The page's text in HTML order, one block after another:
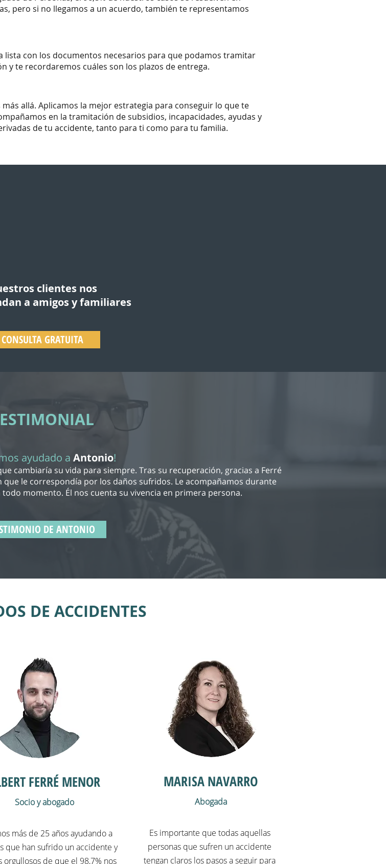
pero si no llegamos a un acuerdo, también te representamos
lista con los documentos necesarios para que podamos tramitar
y te recordaremos cuáles son los plazos de entrega.
allá. Aplicamos la mejor estrategia para conseguir lo que te
en la tramitación de subsidios, incapacidades, ayudas y
de tu accidente, tanto para ti como para tu familia.
clientes nos
a amigos y familiares
CONSULTA GRATUITA
ayudado a Antonio!
cambiaría su vida para siempre. Tras su recuperación, gracias a Ferré
le correspondía por los daños sufridos. Le acompañamos durante
momento. Él nos cuenta su vivencia en primera persona.
DE ANTONIO
DE ACCIDENTES
FERRÉ MENOR
Socio y abogado
más de 25 años ayudando a
que han sufrido un accidente y
orgullosos de que el 98,7% nos
MARISA NAVARRO
Abogada
Es importante que todas aquellas
personas que sufren un accidente
tengan claros los pasos a seguir para